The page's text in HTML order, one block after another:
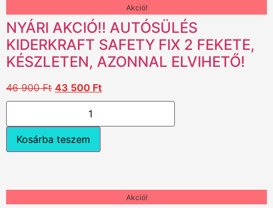
Akció!
NYÁRI AKCIÓ!! AUTÓSÜLÉS
KIDERKRAFT SAFETY FIX 2 FEKETE,
KÉSZLETEN, AZONNAL ELVIHETŐ!
46 900Ft 43 500 Ft
Kosárba teszem
Akció!